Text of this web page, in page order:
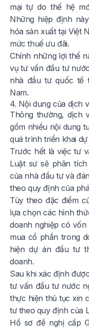
mại tự do thế hệ
Những hiệp định
hóa sản xuất tại Việt
mức thuế ưu đãi.
Chính những lợi thế
vụ tư vấn đầu tư
nhà đầu tư quốc tế
Nam.
4. Nội dung của dịch
Thông thường, dịch
gồm nhiều nội dung
quá trình triển khai dự
Trước hết là việc tư
Luật sư sẽ phân
của nhà đầu tư và
theo quy định của
Tùy theo đặc điểm
lựa chọn các hình
doanh nghiệp có
mua cổ phần trong
hiện dự án đầu tư
doanh.
Sau khi xác định
tư vấn đầu tư nước
thực hiện thủ tục xin
tư theo quy định của
Hồ sơ đề nghị cấp